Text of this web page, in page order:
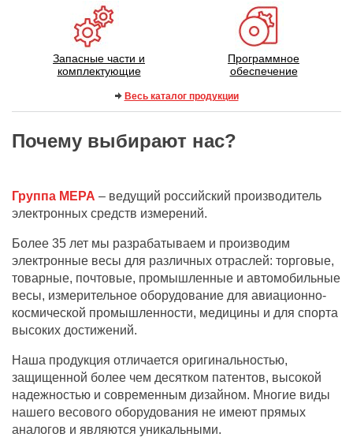
Запасные части и
комплектующие
Программное
обеспечение
Весь каталог продукции
Почему выбирают нас?
Группа МЕРА – ведущий российский производитель
электронных средств измерений.
Более 35 лет мы разрабатываем и производим
электронные весы для различных отраслей: торговые,
товарные, почтовые, промышленные и автомобильные
весы, измерительное оборудование для авиационно-
космической промышленности, медицины и для спорта
высоких достижений.
Наша продукция отличается оригинальностью,
защищенной более чем десятком патентов, высокой
надежностью и современным дизайном. Многие виды
нашего весового оборудования не имеют прямых
аналогов и являются уникальными.